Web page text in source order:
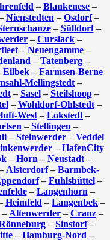
– Blankenese –
Nienstedten – Osdorf–
– Sülldorf–
– Curslack –
– Neuengamme–
– Tatenberg–
Eilbek – Farmsen-Berne
Mellingstedt –
– Sasel– Steilshoop–
– Wohldorf-Ohlstedt–
West – Lokstedt –
– Stellingen –
– Steinwerder – Veddel
– HafenCity
– Horn – Neustadt–
Alsterdorf– Barmbek-
– Fuhlsbüttel–
– Langenhorn –
Heimfeld – Langenbek –
– Altenwerder – Cranz –
– Sinstorf–
– Hamburg-Nord –